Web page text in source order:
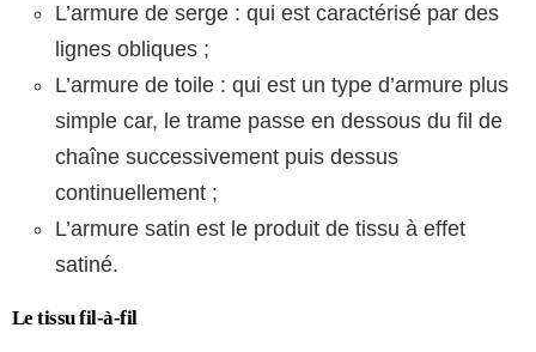
L’armure de serge : qui est caractérisé par des
lignes obliques ;
L’armure de toile : qui est un type d’armure plus
simple car, le trame passe en dessous du fil de
chaîne successivement puis dessus
continuellement ;
L’armure satin est le produit de tissu à effet
satiné.
Le tissu fil-à-fil